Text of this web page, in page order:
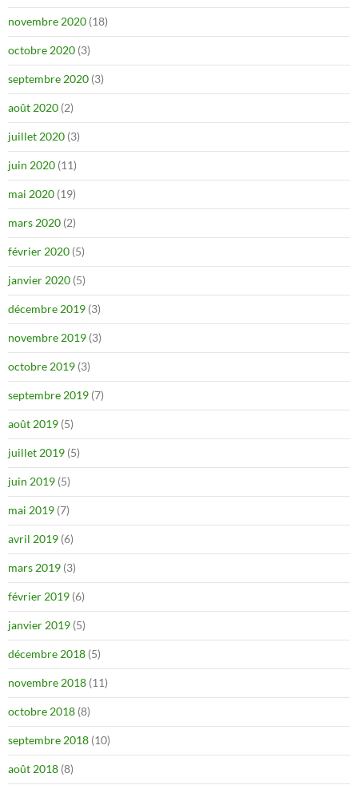
novembre 2020 (18)
octobre 2020 (3)
septembre 2020 (3)
août 2020 (2)
juillet 2020 (3)
juin 2020 (11)
mai 2020 (19)
mars 2020 (2)
février 2020 (5)
janvier 2020 (5)
décembre 2019 (3)
novembre 2019 (3)
octobre 2019 (3)
septembre 2019 (7)
août 2019 (5)
juillet 2019 (5)
juin 2019 (5)
mai 2019 (7)
avril 2019 (6)
mars 2019 (3)
février 2019 (6)
janvier 2019 (5)
décembre 2018 (5)
novembre 2018 (11)
octobre 2018 (8)
septembre 2018 (10)
août 2018 (8)